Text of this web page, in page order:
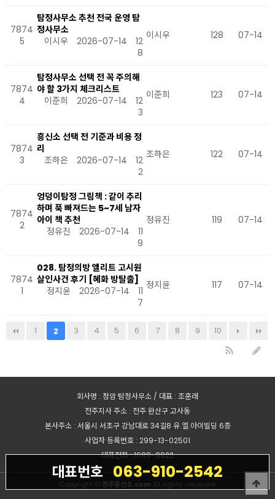
7874
5
탐정사무소 추천 전국 운영 탐
정사무소
이시우
2026-07-14
12
8
이시우 128 07-14
7874
4
탐정사무소 선택 전 꼭 주의해
야 할 3가지 체크리스트
이준희
2026-07-14
12
3
이준희 123 07-14
7874
3
흥신소 선택 전 기준과 비용 정
리
조하은
2026-07-14
12
2
조하은 122 07-14
7874
2
엉덩이탐정 그림책 : 같이 추리
하며 푹 빠져드는 5~7세 남자
아이 책 추천
정유진
2026-07-14
11
9
정유진 119 07-14
7874
1
028. 탐정의방 엘리트 고시원
살인사건 후기 [혜화 방탈출]
정지윤
2026-07-14
11
7
정지윤 117 07-14
1 2 3 4 5 6 7 8 9 10
대표번호 063-910-2542
회사명 : 정암 탐정사무소 / 대표 : 조훈래
전주지사 주소 : 전주 완산구 고사동
본사주소 : 서울시 서초구 강남대로 34길8 유.엘.아이빌딩 6층
사업자 등록번호 : 299-13-02501
대표전화 : 1688-8922
Copyright © 전주흥신소.com All rights reserved.